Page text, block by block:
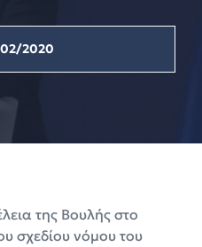
2020
της Βουλής στο
σχεδίου νόμου του